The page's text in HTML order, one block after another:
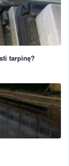
tarpinę?